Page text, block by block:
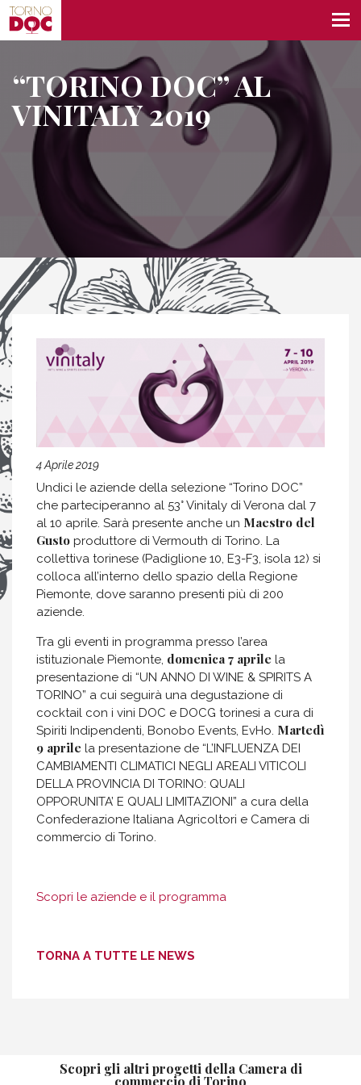
“TORINO DOC” AL
VINITALY 2019
4 Aprile 2019
Undici le aziende della selezione “Torino DOC”
che parteciperanno al 53° Vinitaly di Verona dal 7
al 10 aprile. Sarà presente anche un Maestro del
Gusto produttore di Vermouth di Torino. La
collettiva torinese (Padiglione 10, E3-F3, isola 12) si
colloca all’interno dello spazio della Regione
Piemonte, dove saranno presenti più di 200
aziende.
Tra gli eventi in programma presso l’area
istituzionale Piemonte, domenica 7 aprile la
presentazione di “UN ANNO DI WINE & SPIRITS A
TORINO” a cui seguirà una degustazione di
cocktail con i vini DOC e DOCG torinesi a cura di
Spiriti Indipendenti, Bonobo Events, EvHo. Martedì
9 aprile la presentazione de “L’INFLUENZA DEI
CAMBIAMENTI CLIMATICI NEGLI AREALI VITICOLI
DELLA PROVINCIA DI TORINO: QUALI
OPPORUNITA’ E QUALI LIMITAZIONI” a cura della
Confederazione Italiana Agricoltori e Camera di
commercio di Torino.
Scopri le aziende e il programma
TORNA A TUTTE LE NEWS
Scopri gli altri progetti della Camera di